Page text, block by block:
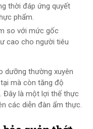
thời đáp ứng quyết
phẩm.
so với mức gốc
cao cho người tiêu
dưỡng thường xuyên
mà còn tăng độ
Đây là một lợi thế thực
các diễn đàn ẩm thực.